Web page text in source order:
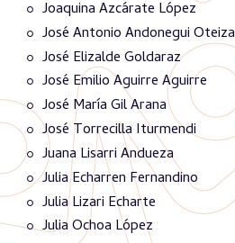
Joaquina Azcárate López
José Antonio Andonegui Oteiza
José Elizalde Goldaraz
José Emilio Aguirre Aguirre
José María Gil Arana
José Torrecilla Iturmendi
Juana Lisarri Andueza
Julia Echarren Fernandino
Julia Lizari Echarte
Julia Ochoa López